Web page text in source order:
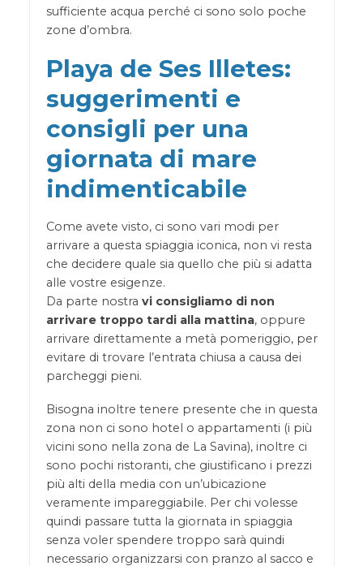
sufficiente acqua perché ci sono solo poche
zone d’ombra.
Playa de Ses Illetes:
suggerimenti e
consigli per una
giornata di mare
indimenticabile
Come avete visto, ci sono vari modi per
arrivare a questa spiaggia iconica, non vi resta
che decidere quale sia quello che più si adatta
alle vostre esigenze.
Da parte nostra vi consigliamo di non
arrivare troppo tardi alla mattina, oppure
arrivare direttamente a metà pomeriggio, per
evitare di trovare l’entrata chiusa a causa dei
parcheggi pieni.
Bisogna inoltre tenere presente che in questa
zona non ci sono hotel o appartamenti (i più
vicini sono nella zona de La Savina), inoltre ci
sono pochi ristoranti, che giustificano i prezzi
più alti della media con un’ubicazione
veramente impareggiabile. Per chi volesse
quindi passare tutta la giornata in spiaggia
senza voler spendere troppo sarà quindi
necessario organizzarsi con pranzo al sacco e